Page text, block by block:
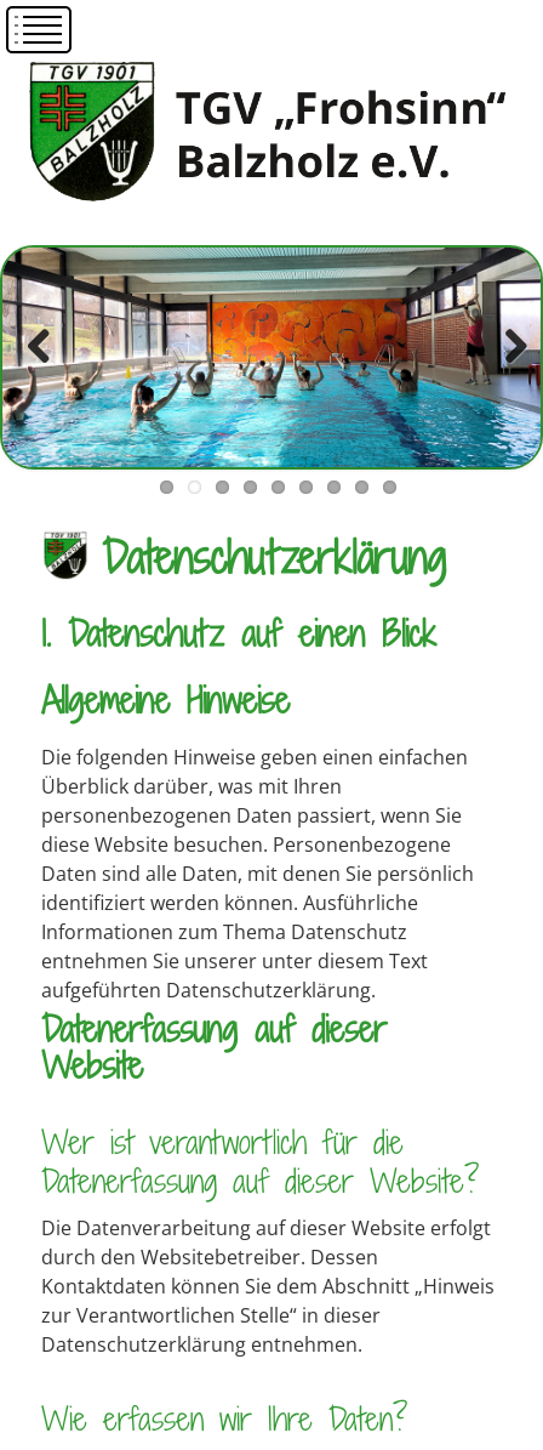
Datenschutz­erklärung
1. Datenschutz auf einen Blick
Allgemeine Hinweise
Die folgenden Hinweise geben einen einfachen
Überblick darüber, was mit Ihren
personenbezogenen Daten passiert, wenn Sie
diese Website besuchen. Personenbezogene
Daten sind alle Daten, mit denen Sie persönlich
identifiziert werden können. Ausführliche
Informationen zum Thema Datenschutz
entnehmen Sie unserer unter diesem Text
aufgeführten Datenschutzerklärung.
Datenerfassung auf dieser
Website
Wer ist verantwortlich für die
Datenerfassung auf dieser Website?
Die Datenverarbeitung auf dieser Website erfolgt
durch den Websitebetreiber. Dessen
Kontaktdaten können Sie dem Abschnitt „Hinweis
zur Verantwortlichen Stelle“ in dieser
Datenschutzerklärung entnehmen.
Wie erfassen wir Ihre Daten?